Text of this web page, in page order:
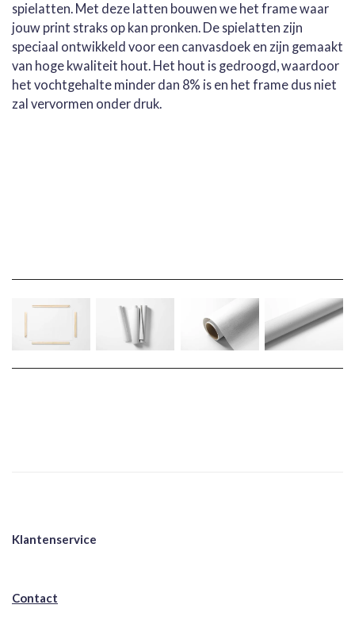
spielatten. Met deze latten bouwen we het frame waar
jouw print straks op kan pronken. De spielatten zijn
speciaal ontwikkeld voor een canvasdoek en zijn gemaakt
van hoge kwaliteit hout. Het hout is gedroogd, waardoor
het vochtgehalte minder dan 8% is en het frame dus niet
zal vervormen onder druk.
Klantenservice
Contact